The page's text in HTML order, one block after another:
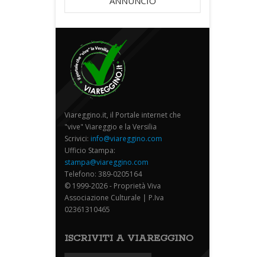
Viareggino.it, il Portale internet che
"vive" Viareggio e la Versilia
Scrivici: info@viareggino.com
Ufficio Stampa:
stampa@viareggino.com
Telefono: 389-0205164
© 1999-2026 - Proprietà Viva
Associazione Culturale | P.Iva
02361310465
ISCRIVITI A VIAREGGINO